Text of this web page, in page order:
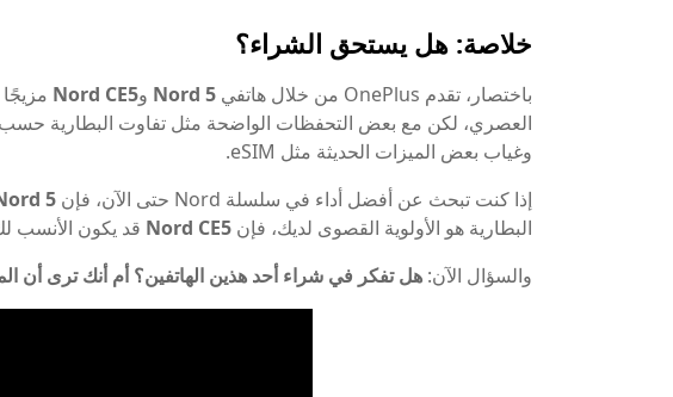
خلاصة: هل يستحق الشراء؟
باختصار، تقدم OnePlus من خلال هاتفي Nord 5 وNord CE5 مزيجًا
العصري، لكن مع بعض التحفظات الواضحة مثل تفاوت البطارية حسب
وغياب بعض الميزات الحديثة مثل eSIM.
إذا كنت تبحث عن أفضل أداء في سلسلة Nord حتى الآن، فإن
5
البطارية هو الأولوية القصوى لديك، فإن Nord CE5 قد يكون الأنسب
والسؤال الآن: هل تفكر في شراء أحد هذين الهاتفين؟ أم أنك ترى أن